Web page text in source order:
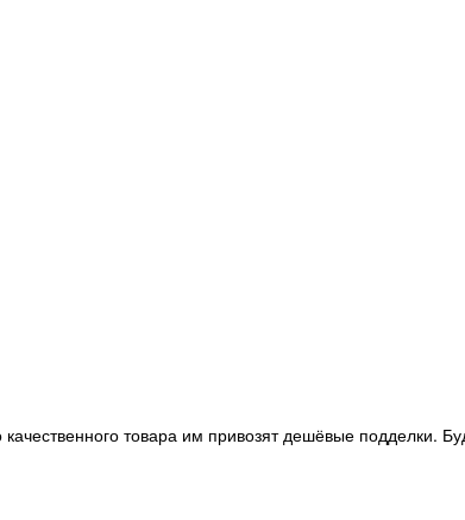
товара им привозят дешёвые подделки.